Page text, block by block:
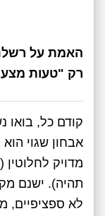
האמת על
רק "טעות
קודם כל, בואו
אבחון שגוי
מדויק לחלוטין
תהיה). ישנם
לא ספציפיים,